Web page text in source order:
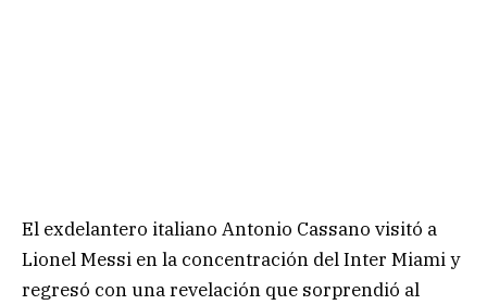
El exdelantero italiano Antonio Cassano visitó a
Lionel Messi en la concentración del Inter Miami y
regresó con una revelación que sorprendió al